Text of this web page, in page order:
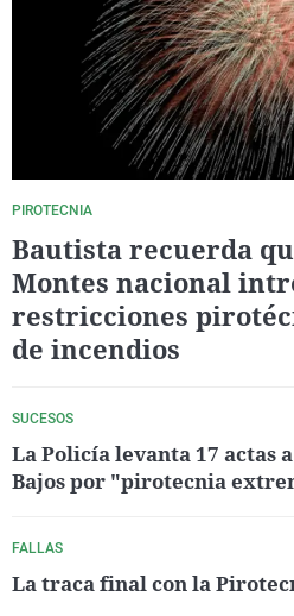
PIROTECNIA
Bautista recuerda
Montes nacional
restricciones
de incendios
SUCESOS
La Policía levanta 17 actas
Bajos por "pirotecnia
FALLAS
La traca final con la